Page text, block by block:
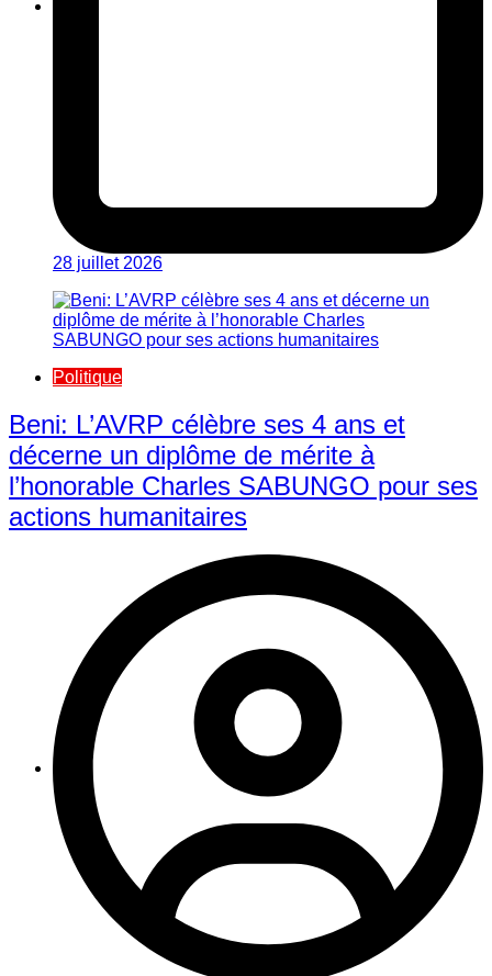
28 juillet 2026
Politique
Beni: L’AVRP célèbre ses 4 ans et
décerne un diplôme de mérite à
l’honorable Charles SABUNGO pour ses
actions humanitaires